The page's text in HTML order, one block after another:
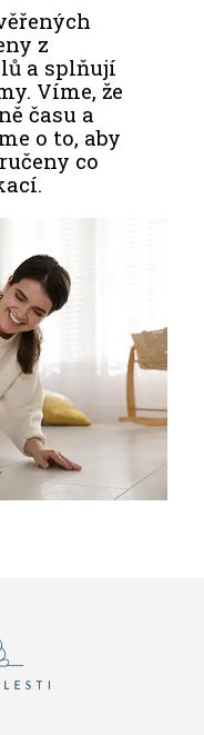
z
a splňují
Víme, že
času a
o to, aby
co